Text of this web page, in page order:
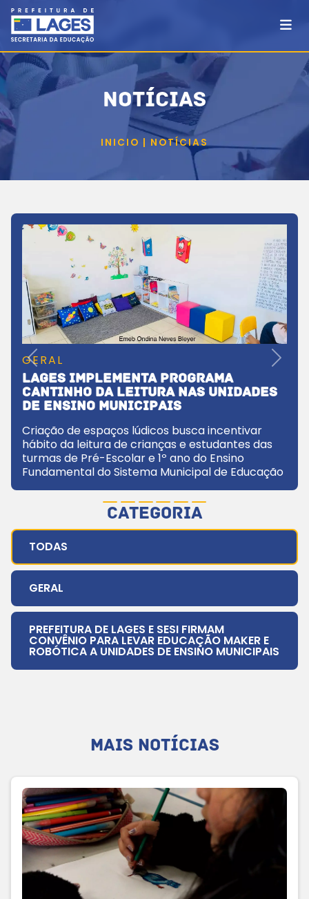
INICIO | NOTÍCIAS
NOTÍCIAS
GERAL
Lages implementa Programa
Cantinho da Leitura nas unidades
de ensino municipais
Criação de espaços lúdicos busca incentivar
hábito da leitura de crianças e estudantes das
turmas de Pré-Escolar e 1º ano do Ensino
Fundamental do Sistema Municipal de Educação
Previous Next
CATEGORIA
TODAS
GERAL
PREFEITURA DE LAGES E SESI FIRMAM
CONVÊNIO PARA LEVAR EDUCAÇÃO MAKER E
ROBÓTICA A UNIDADES DE ENSINO MUNICIPAIS
MAIS NOTÍCIAS